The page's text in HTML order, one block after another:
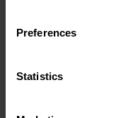
Preferences
Statistics
Prosjektdirektør Dag
Kommunikasjonssjef
tlf. 90 78 89 68,